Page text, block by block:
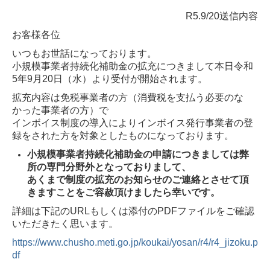
R5.9/20送信内容
お客様各位
いつもお世話になっております。
小規模事業者持続化補助金の拡充につきまして本日令和
5年9月20日（水）より受付が開始されます。
拡充内容は免税事業者の方（消費税を支払う必要のな
かった事業者の方）で
インボイス制度の導入によりインボイス発行事業者の登
録をされた方を対象としたものになっております。
小規模事業者持続化補助金の申請につきましては弊
所の専門分野外となっておりまして、
あくまで制度の拡充のお知らせのご連絡とさせて頂
きますことをご容赦頂けましたら幸いです。
詳細は下記のURLもしくは添付のPDFファイルをご確認
いただきたく思います。
https://www.chusho.meti.go.jp/koukai/yosan/r4/r4_jizoku.p
df